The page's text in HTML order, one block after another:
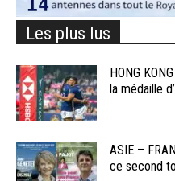
Les plus lus
HONG
la médaille
ASIE –
ce second